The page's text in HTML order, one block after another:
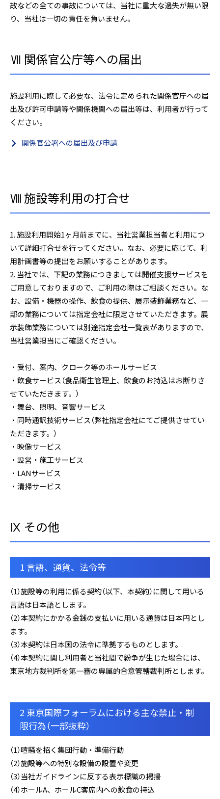
故などの全ての事故については、当社に重大な過失が無い限
り、当社は一切の責任を負いません。
Ⅶ 関係官公庁等への届出
施設利用に際して必要な、法令に定められた関係官庁への届
出及び許可申請等や関係機関への届出等は、利用者が行って
ください。
関係官公署への届出及び申請
Ⅷ 施設等利用の打合せ
1. 施設利用開始1ヶ月前までに、当社営業担当者と利用につ
いて詳細打合せを行ってください。なお、必要に応じて、利
用計画書等の提出をお願いすることがあります。
2. 当社では、下記の業務につきましては開催支援サービスを
ご用意しておりますので、ご利用の際はご相談ください。な
お、設備・機器の操作、飲食の提供、展示装飾業務など、一
部の業務については指定会社に限定させていただきます。展
示装飾業務については別途指定会社一覧表がありますので、
当社営業担当にご確認ください。
・受付、案内、クローク等のホールサービス
・飲食サービス（食品衛生管理上、飲食のお持込はお断りさ
せていただきます。）
・舞台、照明、音響サービス
・同時通訳技術サービス（弊社指定会社にてご提供させてい
ただきます。）
・映像サービス
・設営・施工サービス
・LANサービス
・清掃サービス
Ⅸ その他
1 言語、通貨、法令等
（1）施設等の利用に係る契約（以下、本契約）に関して用いる
言語は日本語とします。
（2）本契約にかかる金銭の支払いに用いる通貨は日本円とし
ます。
（3）本契約は日本国の法令に準拠するものとします。
（4）本契約に関し利用者と当社間で紛争が生じた場合には、
東京地方裁判所を第一審の専属的合意管轄裁判所とします。
2 東京国際フォーラムにおける主な禁止・制
限行為（一部抜粋）
（1）喧騒を招く集団行動・準備行動
（2）施設等への特別な設備の設置や変更
（3）当社ガイドラインに反する表示標識の掲揚
（4）ホールA、ホールC客席内への飲食の持込